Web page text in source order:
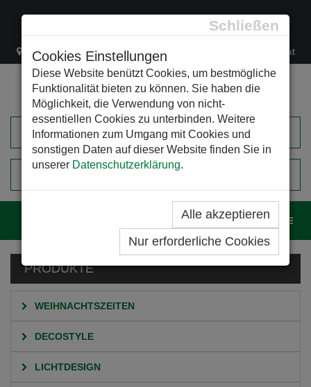
Schließen
Cookies Einstellungen
Diese Website benützt Cookies, um bestmögliche
Funktionalität bieten zu können. Sie haben die
Möglichkeit, die Verwendung von nicht-
essentiellen Cookies zu unterbinden. Weitere
Informationen zum Umgang mit Cookies und
sonstigen Daten auf dieser Website finden Sie in
unserer Datenschutzerklärung.
Alle akzeptieren
Nur erforderliche Cookies
Lacknergasse 78 +43/1/470 37 00 office@leso.at
EINKAUFSWAGEN
PRODUKTE
WEIHNACHTSZEITEN
DECOSTYLE
LICHTDESIGN